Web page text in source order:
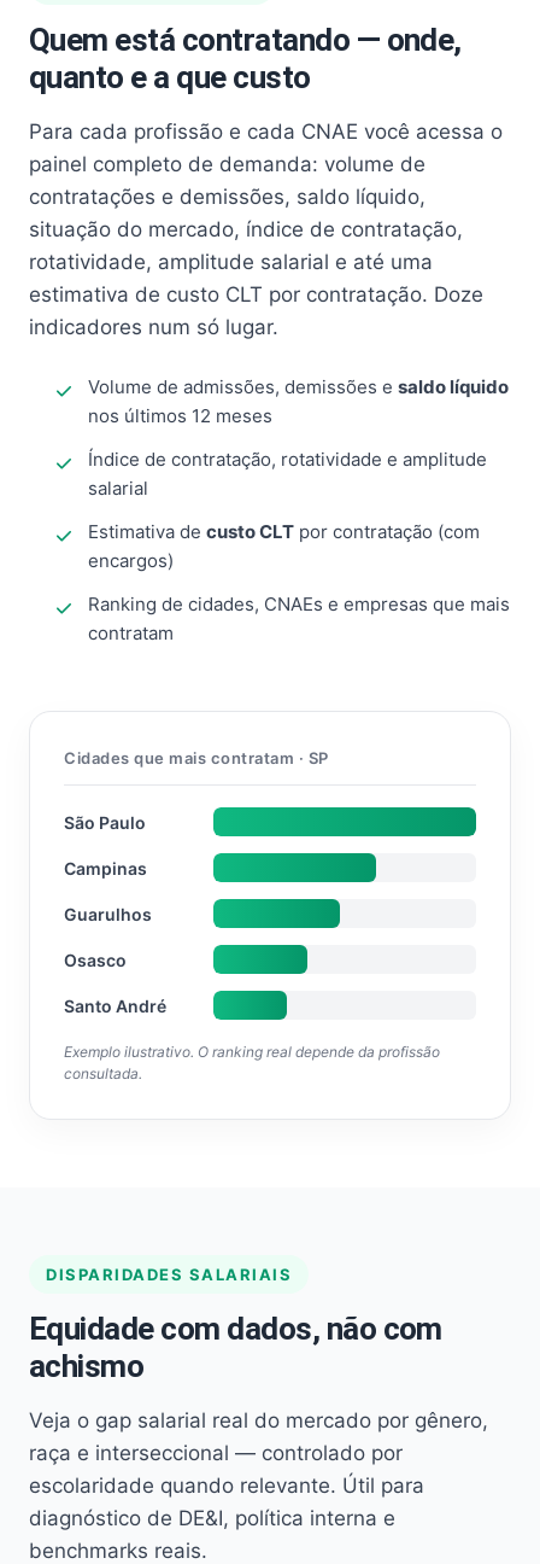
Quem está contratando — onde,
quanto e a que custo
Para cada profissão e cada CNAE você acessa o
painel completo de demanda: volume de
contratações e demissões, saldo líquido,
situação do mercado, índice de contratação,
rotatividade, amplitude salarial e até uma
estimativa de custo CLT por contratação. Doze
indicadores num só lugar.
Volume de admissões, demissões e saldo líquido
nos últimos 12 meses
Índice de contratação, rotatividade e amplitude
salarial
Estimativa de custo CLT por contratação (com
encargos)
Ranking de cidades, CNAEs e empresas que mais
contratam
Cidades que mais contratam · SP
São Paulo
Campinas
Guarulhos
Osasco
Santo André
Exemplo ilustrativo. O ranking real depende da profissão
consultada.
DISPARIDADES SALARIAIS
Equidade com dados, não com
achismo
Veja o gap salarial real do mercado por gênero,
raça e interseccional — controlado por
escolaridade quando relevante. Útil para
diagnóstico de DE&I, política interna e
benchmarks reais.